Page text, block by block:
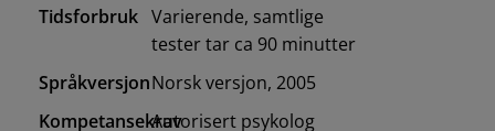
Tidsforbruk Varierende, samtlige
tester tar ca 90 minutter
SpråkversjonNorsk versjon, 2005
KompetansekravAutorisert psykolog